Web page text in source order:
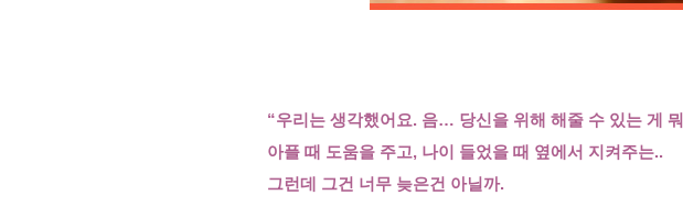
“우리는 생각했어요. 음… 당신을 위해 해줄 수 있는 게
아플 때 도움을 주고, 나이 들었을 때 옆에서 지켜주는..
그런데 그건 너무 늦은건 아닐까.